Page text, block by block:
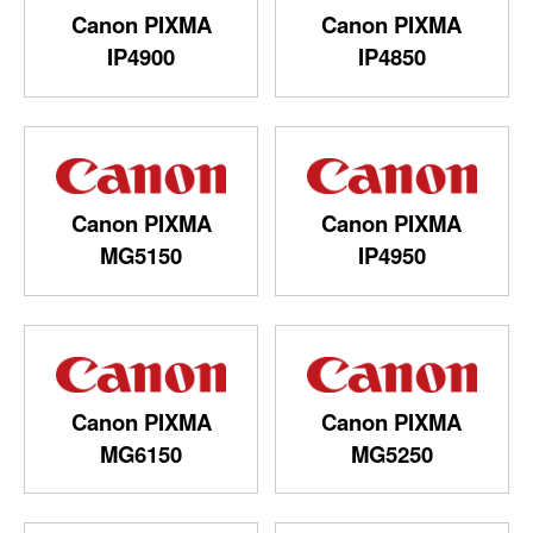
Canon PIXMA
IP4850
Canon PIXMA
IP4900
Canon PIXMA
IP4950
Canon PIXMA
MG5150
Canon PIXMA
MG5250
Canon PIXMA
MG6150